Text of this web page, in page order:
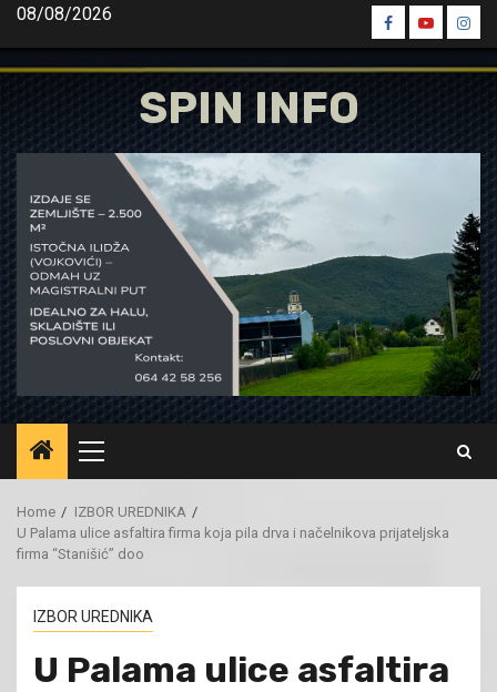
Skip
content
08/08/2026
Spin
Facebook
Spin
Youtube
Spin
SPIN INFO
Primary
Menu
Home
IZBOR UREDNIKA
U Palama ulice asfaltira firma koja pila drva i načelnikova prijateljska
firma “Stanišić” doo
IZBOR UREDNIKA
U Palama ulice asfaltira